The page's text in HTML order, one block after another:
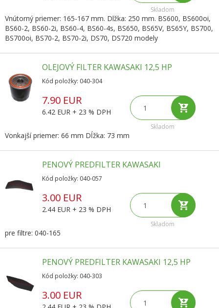
Skladom
Vnútorný priemer: 165-167 mm. Dlžka: 250 mm. BS600, BS600oi,
BS60-2, BS60-2i, BS60-4, BS60-4s, BS650, BS65V, BS65Y, BS700,
BS700oi, BS70-2, BS70-2i, DS70, DS720 modely
OLEJOVÝ FILTER KAWASAKI 12,5 HP
Kód položky: 040-304
7.90 EUR
6.42 EUR + 23 % DPH
Skladom
Vonkajší priemer: 66 mm Dĺžka: 73 mm
PENOVÝ PREDFILTER KAWASAKI
Kód položky: 040-057
3.00 EUR
2.44 EUR + 23 % DPH
Skladom
pre filtre: 040-165
PENOVÝ PREDFILTER KAWASAKI 12,5 HP
Kód položky: 040-303
3.00 EUR